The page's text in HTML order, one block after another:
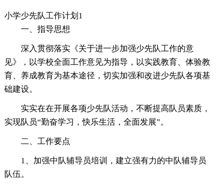
小学少先队工作计划1
一、指导思想
深入贯彻落实《关于进一步加强少先队工作的意
见》，以学校全面工作意见为指导，以实践教育、体验教
育、养成教育为基本途径，切实加强和改进少先队各项基
础建设。
实实在在开展各项少先队活动，不断提高队员素质，
实现队员“勤奋学习，快乐生活，全面发展”。
二、工作要点
1、加强中队辅导员培训，建立强有力的中队辅导员
队伍。